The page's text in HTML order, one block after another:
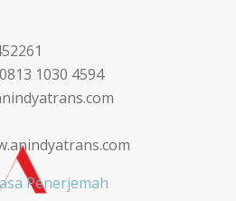
1030 4594
Penerjemah